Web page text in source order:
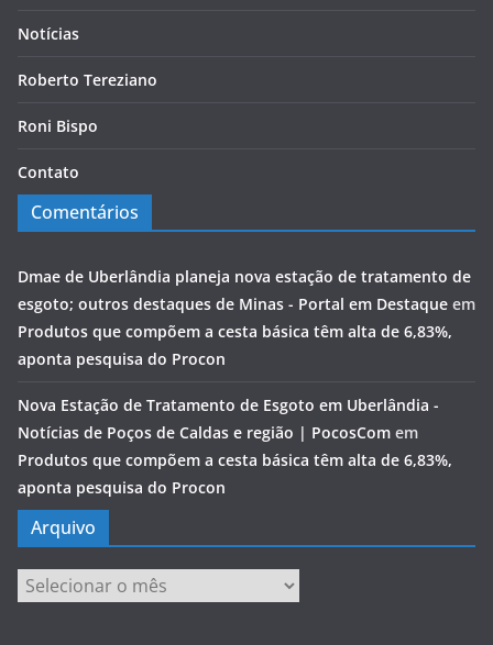
Notícias
Roberto Tereziano
Roni Bispo
Contato
Comentários
Dmae de Uberlândia planeja nova estação de tratamento de
esgoto; outros destaques de Minas - Portal em Destaque em
Produtos que compõem a cesta básica têm alta de 6,83%,
aponta pesquisa do Procon
Nova Estação de Tratamento de Esgoto em Uberlândia -
Notícias de Poços de Caldas e região | PocosCom em
Produtos que compõem a cesta básica têm alta de 6,83%,
aponta pesquisa do Procon
Arquivo
Arquivo